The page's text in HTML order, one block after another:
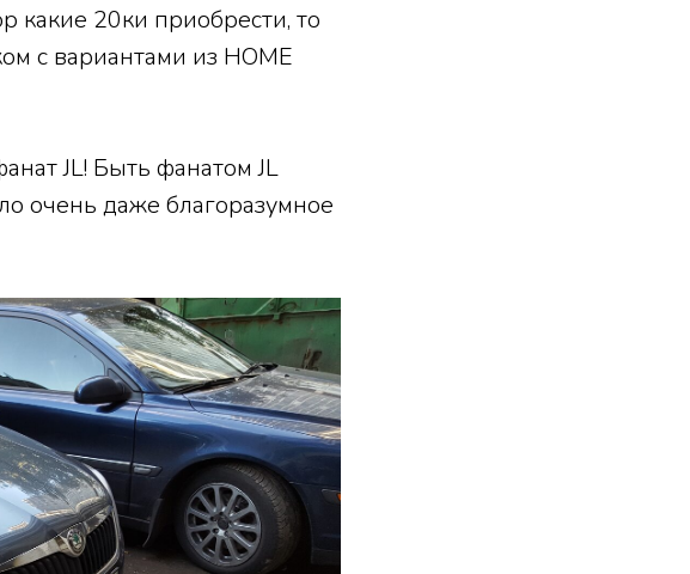
какие 20ки приобрести, то
с вариантами из HOME
JL! Быть фанатом JL
очень даже благоразумное